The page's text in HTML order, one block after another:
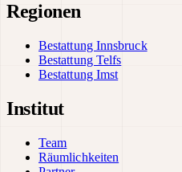
Regionen
Bestattung Innsbruck
Bestattung Telfs
Bestattung Imst
Institut
Team
Räumlichkeiten